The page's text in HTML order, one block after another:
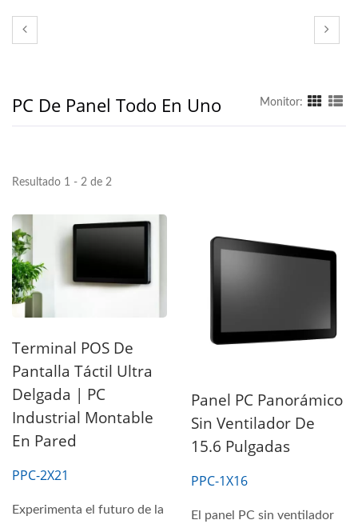
PC De Panel Todo En Uno Monitor:
Resultado 1 - 2 de 2
Terminal POS De
Pantalla Táctil Ultra
Delgada | PC
Industrial Montable
En Pared
PPC-2X21
Experimenta el futuro de la
Panel PC Panorámico
Sin Ventilador De
15.6 Pulgadas
PPC-1X16
El panel PC sin ventilador